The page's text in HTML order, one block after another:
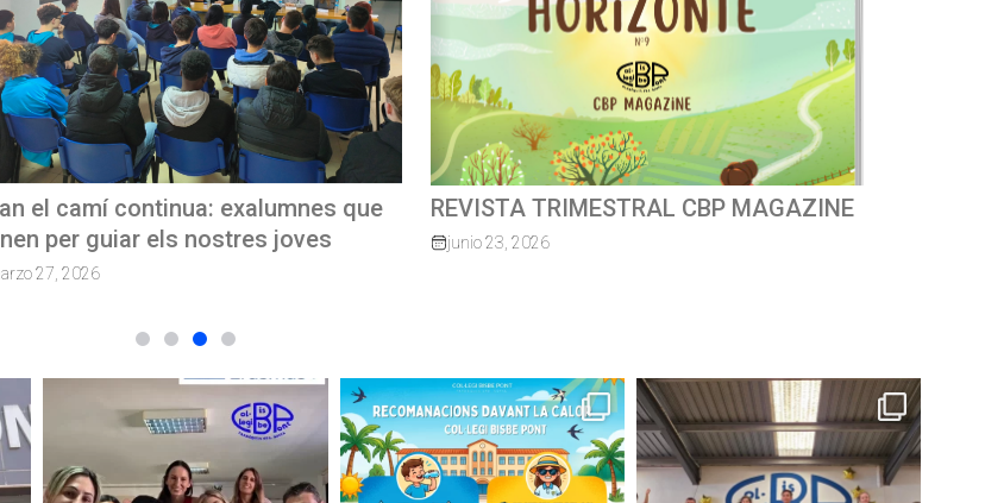
TRIMESTRAL CBP MAGAZINE
23, 2026
Cursa escolar solidàriaMossèn
Guillermo 2026